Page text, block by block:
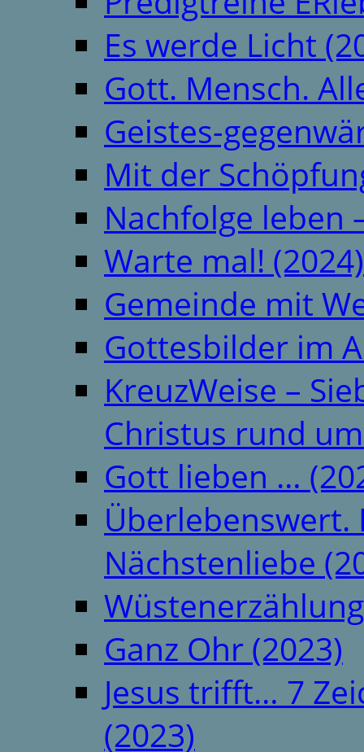
Es werde Licht
Gott. Mensch.
Geistes-
Mit der
Nachfolge leben
Warte mal! (2024)
Gemeinde mit
Gottesbilder im
KreuzWeise –
Christus rund
Gott lieben …
Überlebenswert.
Nächstenliebe
Ganz Ohr (2023)
Jesus trifft… 7
(2023)